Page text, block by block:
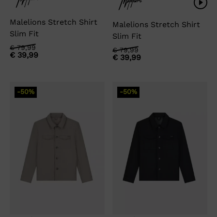
Malelions Stretch Shirt
Slim Fit
€79,99
Oorspronkelijke
prijs
€ 39,99
Huidige
prijs
Malelions Stretch Shirt
Slim Fit
€79,99
Oorspronkelijke
prijs
€ 39,99
Huidige
prijs
-50% -50%